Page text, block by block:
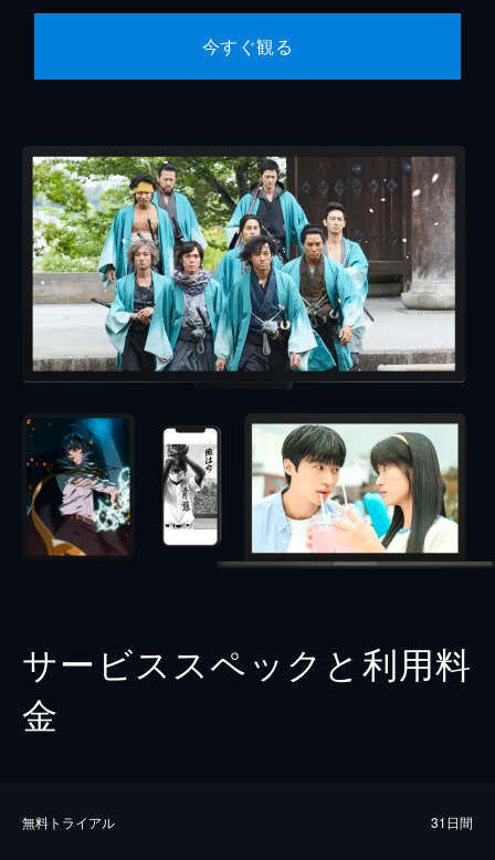
今すぐ観る
サービススペックと利用料
金
無料トライアル 31日間